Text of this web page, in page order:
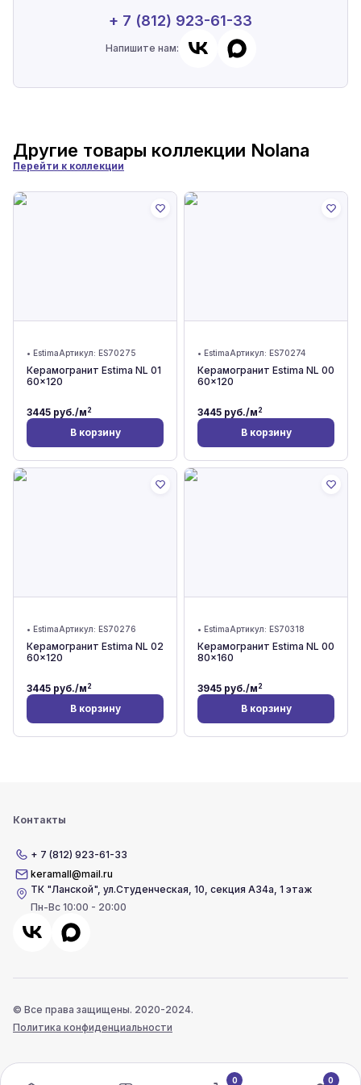
+ 7 (812) 923-61-33
Напишите нам:
Другие товары коллекции Nolana
Перейти к коллекции
• EstimaАртикул: ES70275
Керамогранит Estima NL 01
60x120
3445 руб./м2
В корзину
• EstimaАртикул: ES70274
Керамогранит Estima NL 00
60x120
3445 руб./м2
В корзину
• EstimaАртикул: ES70276
Керамогранит Estima NL 02
60x120
3445 руб./м2
В корзину
• EstimaАртикул: ES70318
Керамогранит Estima NL 00
80x160
3945 руб./м2
В корзину
Контакты
+ 7 (812) 923-61-33
keramall@mail.ru
ТК "Ланской",ул.Студенческая, 10, секция А34а, 1 этаж
Пн-Вс 10:00 - 20:00
© Все права защищены. 2020-2024.
Политика конфиденциальности
0 0